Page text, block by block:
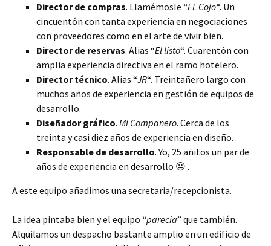
Director de compras. Llamémosle “EL Cojo“. Un
cincuentón con tanta experiencia en negociaciones
con proveedores como en el arte de vivir bien.
Director de reservas. Alias “El listo“. Cuarentón con
amplia experiencia directiva en el ramo hotelero.
Director técnico. Alias “JR“. Treintañero largo con
muchos años de experiencia en gestión de equipos de
desarrollo.
Diseñador gráfico. Mi Compañero. Cerca de los
treinta y casi diez años de experiencia en diseño.
Responsable de desarrollo. Yo, 25 añitos un par de
años de experiencia en desarrollo 😐 .
A este equipo añadimos una secretaria/recepcionista.
La idea pintaba bien y el equipo “parecía” que también.
Alquilamos un despacho bastante amplio en un edificio de